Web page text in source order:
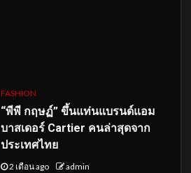
FASHION
“พีพี กฤษฏ์” ขึ้นแท่นแบรนด์แอม
บาสเดอร์ Cartier คนล่าสุดจาก
ประเทศไทย
2 เดือน ago admin